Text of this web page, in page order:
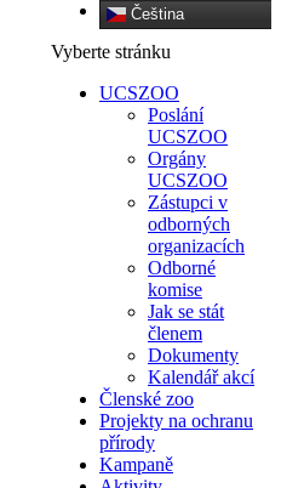
Čeština‎
Vyberte stránku
UCSZOO
Poslání
UCSZOO
Orgány
UCSZOO
Zástupci v
odborných
organizacích
Odborné
komise
Jak se stát
členem
Dokumenty
Kalendář akcí
Členské zoo
Projekty na ochranu
přírody
Kampaně